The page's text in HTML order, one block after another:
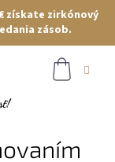
získate zirkónový
zásob.